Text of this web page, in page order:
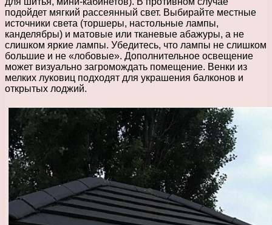
подойдет мягкий рассеянный свет. Выбирайте местные
источники света (торшеры, настольные лампы,
канделябры) и матовые или тканевые абажуры, а не
слишком яркие лампы. Убедитесь, что лампы не слишком
большие и не «лобовые». Дополнительное освещение
может визуально загромождать помещение. Венки из
мелких луковиц подходят для украшения балконов и
открытых лоджий.